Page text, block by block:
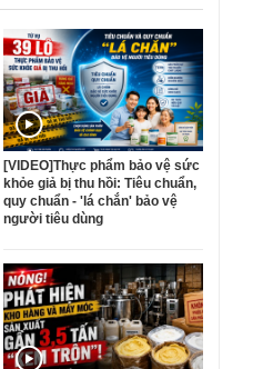
[VIDEO]Thực phẩm bảo vệ sức
khỏe giả bị thu hồi: Tiêu chuẩn,
quy chuẩn - 'lá chắn' bảo vệ
người tiêu dùng